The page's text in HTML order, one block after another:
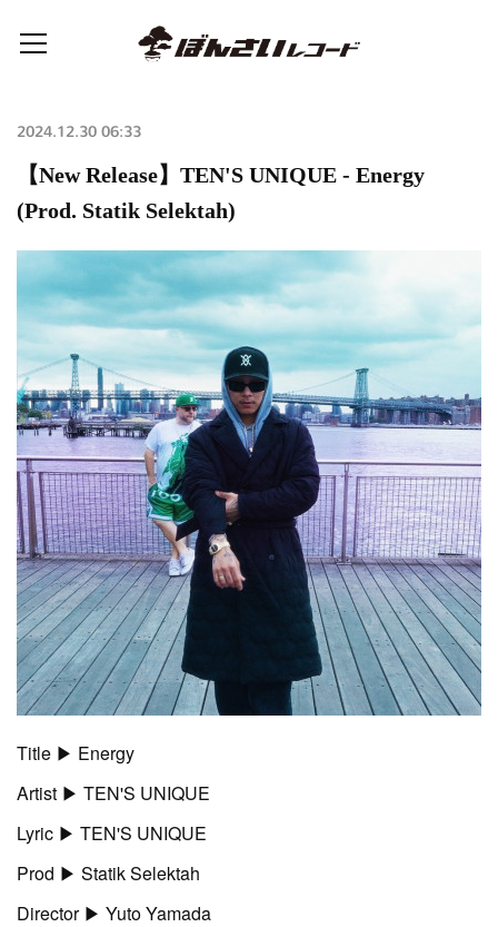
2024.12.30 06:33
【New Release】TEN'S UNIQUE - Energy
(Prod. Statik Selektah)
Title ▶︎ Energy
Artist ▶︎ TEN'S UNIQUE
Lyric ▶︎ TEN'S UNIQUE
Prod ▶︎ Statik Selektah
Director ▶︎ Yuto Yamada